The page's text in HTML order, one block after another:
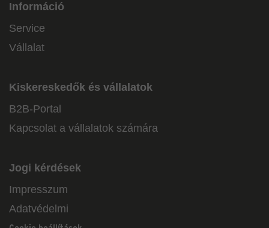
Információ
Service
Vállalat
Kiskereskedők és vállalatok
B2B-Portal
Kapcsolat a vállalatok számára
Jogi kérdések
Impresszum
Adatvédelmi